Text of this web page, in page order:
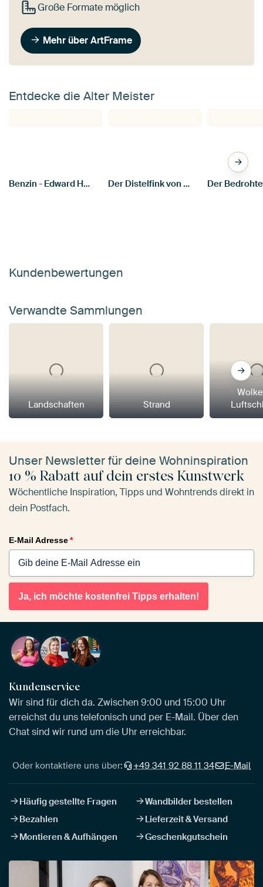
Große Formate möglich
Mehr über ArtFrame
Entdecke die Alter Meister
Benzin - Edward Hopper Der Distelfink von Carel Fabritius
Kundenbewertungen
Verwandte Sammlungen
Landschaften Strand
Unser Newsletter für deine Wohninspiration
10 % Rabatt auf dein erstes Kunstwerk
Wöchentliche Inspiration, Tipps und Wohntrends direkt in
dein Postfach.
E-Mail Adresse*
Ja, ich möchte kostenfrei Tipps erhalten!
Kundenservice
Wir sind für dich da. Zwischen 9:00 und 15:00 Uhr
erreichst du uns telefonisch und per E-Mail. Über den
Chat sind wir rund um die Uhr erreichbar.
Oder kontaktiere uns über: +49 341 92 88 11 34 E-Mail
Häufig gestellte Fragen
Wandbilder bestellen
Bezahlen
Lieferzeit & Versand
Montieren & Aufhängen
Geschenkgutschein